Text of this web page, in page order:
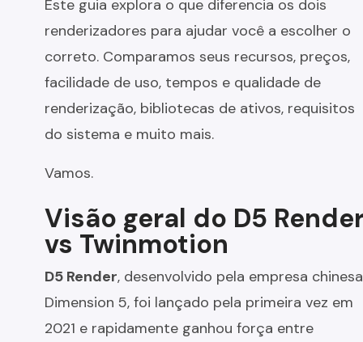
Este guia explora o que diferencia os dois
renderizadores para ajudar você a escolher o
correto. Comparamos seus recursos, preços,
facilidade de uso, tempos e qualidade de
renderização, bibliotecas de ativos, requisitos
do sistema e muito mais.
Vamos.
Visão geral do D5
vs Twinmotion
D5 Render, desenvolvido pela empresa chinesa
Dimension 5, foi lançado pela primeira vez em
2021 e rapidamente ganhou força entre